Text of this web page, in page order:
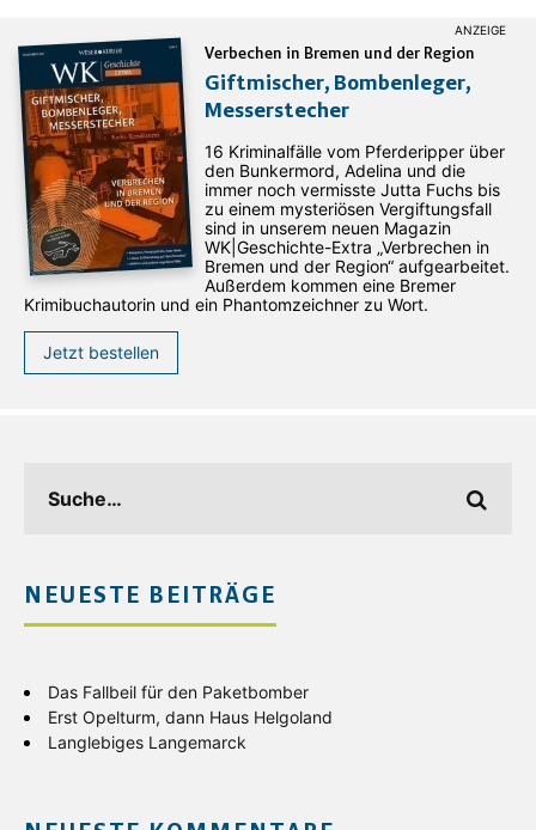
Verbechen in Bremen und der Region
Giftmischer, Bombenleger,
Messerstecher
16 Kriminalfälle vom Pferderipper über
den Bunkermord, Adelina und die
immer noch vermisste Jutta Fuchs bis
zu einem mysteriösen Vergiftungsfall
sind in unserem neuen Magazin
WK|Geschichte-Extra „Verbrechen in
Bremen und der Region“ aufgearbeitet.
Außerdem kommen eine Bremer
Krimibuchautorin und ein Phantomzeichner zu Wort.
Jetzt bestellen
NEUESTE BEITRÄGE
Das Fallbeil für den Paketbomber
Erst Opelturm, dann Haus Helgoland
Langlebiges Langemarck